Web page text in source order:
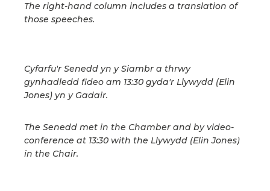
The right-hand column includes a translation of
those speeches.
Cyfarfu'r Senedd yn y Siambr a thrwy
gynhadledd fideo am 13:30 gyda'r Llywydd (Elin
Jones) yn y Gadair.
The Senedd met in the Chamber and by video-
conference at 13:30 with the Llywydd (Elin Jones)
in the Chair.